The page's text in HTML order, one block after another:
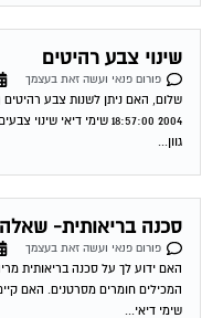
שינוי צבע רהיטים
פורום פנאי ועשה זאת בעצמך
2004 18:57:00 שימי דיאי
גוון...
סכנה בריאותית-
פורום פנאי ועשה זאת בעצמך
האם ידוע לך על סכנה בריאותית
שימי דיאי...